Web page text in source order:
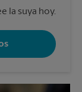
la suya hoy.